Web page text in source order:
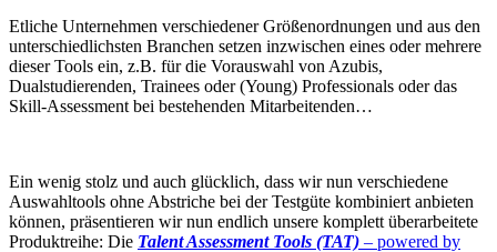
Etliche Unternehmen verschiedener Größenordnungen und aus den
unterschiedlichsten Branchen setzen inzwischen eines oder mehrere
dieser Tools ein, z.B. für die Vorauswahl von Azubis,
Dualstudierenden, Trainees oder (Young) Professionals oder das
Skill-Assessment bei bestehenden Mitarbeitenden…
Ein wenig stolz und auch glücklich, dass wir nun verschiedene
Auswahltools ohne Abstriche bei der Testgüte kombiniert anbieten
können, präsentieren wir nun endlich unsere komplett überarbeitete
Produktreihe: Die Talent Assessment Tools (TAT) – powered by